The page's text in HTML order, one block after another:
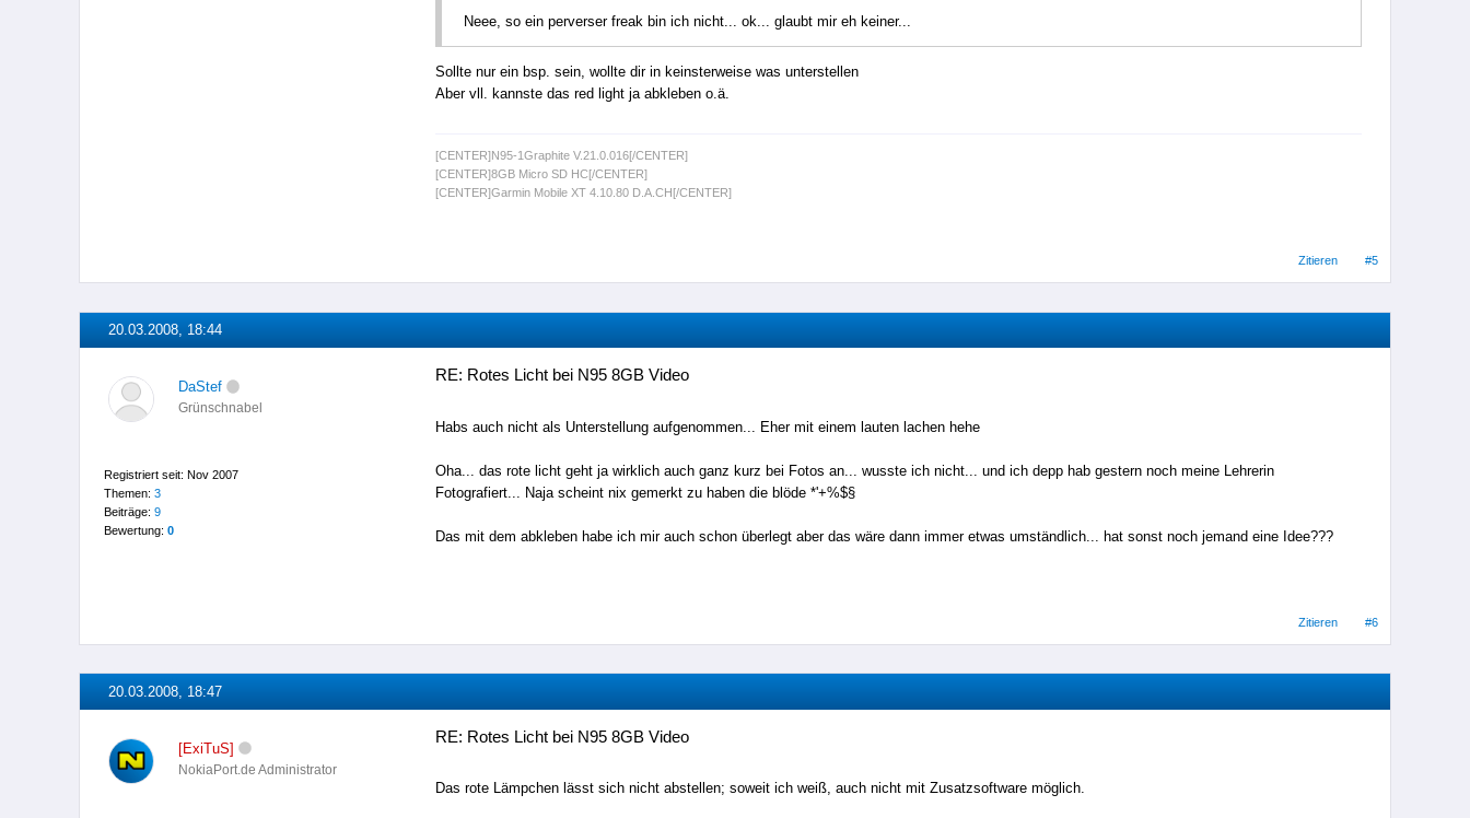
Neee, so ein perverser freak bin ich nicht... ok... glaubt mir eh keiner...
Sollte nur ein bsp. sein, wollte dir in keinsterweise was unterstellen
Aber vll. kannste das red light ja abkleben o.ä.
[CENTER]N95-1Graphite V.21.0.016[/CENTER]
[CENTER]8GB Micro SD HC[/CENTER]
[CENTER]Garmin Mobile XT 4.10.80 D.A.CH[/CENTER]
Zitieren #5
20.03.2008, 18:44
DaStef
Grünschnabel
Registriert seit: Nov 2007
Themen: 3
Beiträge: 9
Bewertung: 0
RE: Rotes Licht bei N95 8GB Video
Habs auch nicht als Unterstellung aufgenommen... Eher mit einem lauten lachen hehe
Oha... das rote licht geht ja wirklich auch ganz kurz bei Fotos an... wusste ich nicht... und ich depp hab gestern noch meine Lehrerin
Fotografiert... Naja scheint nix gemerkt zu haben die blöde *'+%$§
Das mit dem abkleben habe ich mir auch schon überlegt aber das wäre dann immer etwas umständlich... hat sonst noch jemand eine Idee???
Zitieren #6
20.03.2008, 18:47
[ExiTuS]
NokiaPort.de Administrator
RE: Rotes Licht bei N95 8GB Video
Das rote Lämpchen lässt sich nicht abstellen; soweit ich weiß, auch nicht mit Zusatzsoftware möglich.